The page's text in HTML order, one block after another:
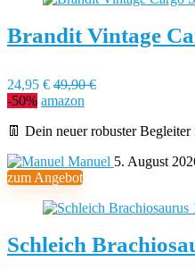
Brandit Vintage
24,95 € 49,90 €
-50% amazon
👖 Dein neuer robuster
Manuel 5. August
zum Angebot
Schleich